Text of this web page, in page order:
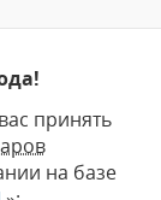
принять
на базе